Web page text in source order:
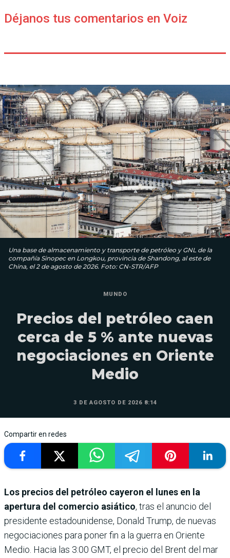
Déjanos tus comentarios en Voiz
Una base de almacenamiento y transporte de petróleo y GNL de la
compañía Sinopec en Longkou, provincia de Shandong, al este de
China, el 2 de agosto de 2026. Foto: CN-STR/AFP
MUNDO
Precios del petróleo caen
cerca de 5 % ante nuevas
negociaciones en Oriente
Medio
3 DE AGOSTO DE 2026 8:14
Compartir en redes
Los precios del petróleo cayeron el lunes en la
apertura del comercio asiático, tras el anuncio del
presidente estadounidense, Donald Trump, de nuevas
negociaciones para poner fin a la guerra en Oriente
Medio. Hacia las 3:00 GMT, el precio del Brent del mar